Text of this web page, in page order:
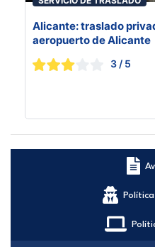
Alicante: traslado
aeropuerto de Alicante
3 / 5